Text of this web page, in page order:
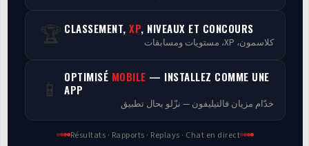
🏆 CLASSEMENT, XP, NIVEAUX ET CONCOURS
كلاسمون، XP، مستويات ومسابقات
📱 OPTIMISÉ MOBILE — INSTALLEZ COMME UNE
APP
خدّام مزيان فالتيليفون — نزّلو بحال تطبيق
Résultats · Rapports · Replays · Chat en direct